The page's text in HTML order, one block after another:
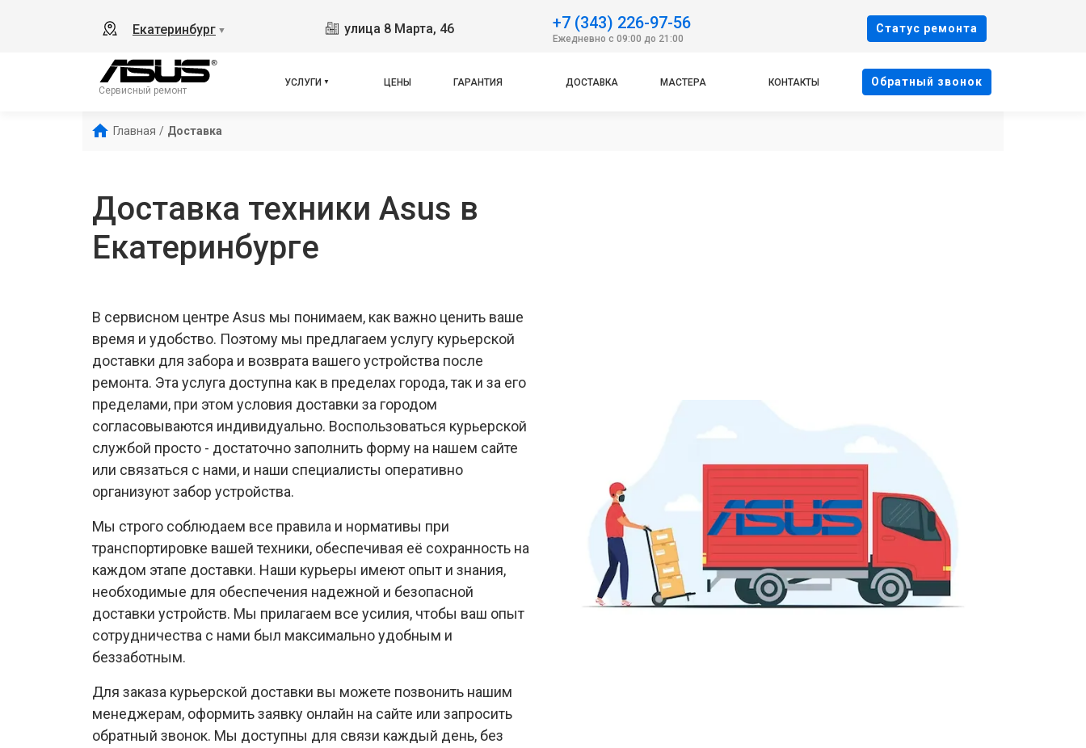
Екатеринбург ▼ улица 8 Марта, 46 +7 (343) 226-97-56
Ежедневно с 09:00 до 21:00
Cтатус ремонта
Сервисный ремонт
УСЛУГИ ЦЕНЫ ГАРАНТИЯ ДОСТАВКА МАСТЕРА КОНТАКТЫ Oбратный звонок
Главная / Доставка
Доставка техники Asus в
Екатеринбурге
В сервисном центре Asus мы понимаем, как важно ценить ваше
время и удобство. Поэтому мы предлагаем услугу курьерской
доставки для забора и возврата вашего устройства после
ремонта. Эта услуга доступна как в пределах города, так и за его
пределами, при этом условия доставки за городом
согласовываются индивидуально. Воспользоваться курьерской
службой просто - достаточно заполнить форму на нашем сайте
или связаться с нами, и наши специалисты оперативно
организуют забор устройства.
Мы строго соблюдаем все правила и нормативы при
транспортировке вашей техники, обеспечивая её сохранность на
каждом этапе доставки. Наши курьеры имеют опыт и знания,
необходимые для обеспечения надежной и безопасной
доставки устройств. Мы прилагаем все усилия, чтобы ваш опыт
сотрудничества с нами был максимально удобным и
беззаботным.
Для заказа курьерской доставки вы можете позвонить нашим
менеджерам, оформить заявку онлайн на сайте или запросить
обратный звонок. Мы доступны для связи каждый день, без